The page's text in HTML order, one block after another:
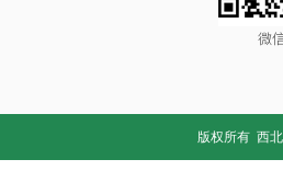
版权所有 西